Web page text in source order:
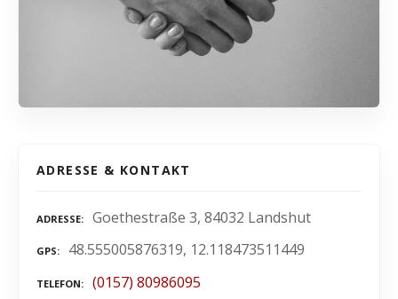
ADRESSE & KONTAKT
ADRESSE Goethestraße 3, 84032 Landshut
GPS 48.555005876319, 12.118473511449
TELEFON (0157) 80986095